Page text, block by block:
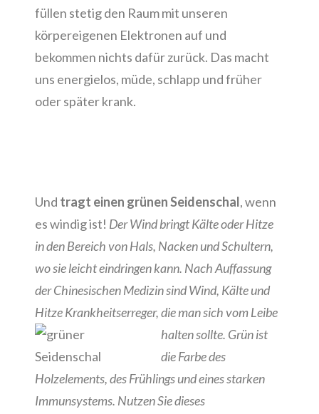
füllen stetig den Raum mit unseren
körpereigenen Elektronen auf und
bekommen nichts dafür zurück. Das macht
uns energielos, müde, schlapp und früher
oder später krank.
Und tragt einen grünen Seidenschal, wenn
es windig ist! Der Wind bringt Kälte oder Hitze
in den Bereich von Hals, Nacken und Schultern,
wo sie leicht eindringen kann. Nach Auffassung
der Chinesischen Medizin sind Wind, Kälte und
Hitze Krankheitserreger, die man sich vom Leibe
halten sollte. Grün ist
die Farbe des
Holzelements, des Frühlings und eines starken
Immunsystems. Nutzen Sie dieses